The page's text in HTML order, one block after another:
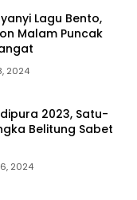
Lagu Bento,
Malam Puncak
2024
2023, Satu-
Belitung Sabet
2024